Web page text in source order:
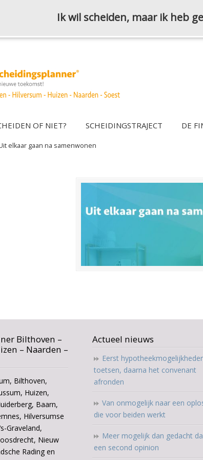
OF NIET? SCHEIDINGSTRAJECT DE
elkaar gaan na samenwonen
Bilthoven –
– Naarden –
Bilthoven,
Huizen,
Baarn,
Hilversumse
Graveland,
Nieuw
Rading en
Actueel nieuws
Eerst
toetsen, daarna het convenant
afronden
Van onmogelijk naar een
die voor beiden werkt
Meer mogelijk dan gedacht
een second opinion
Ik wil scheiden, maar ik heb